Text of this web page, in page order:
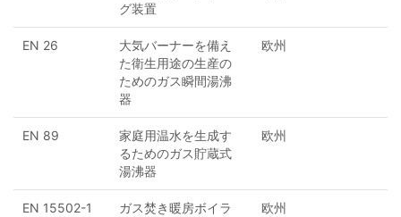
グ装置
EN 26
大気バーナーを備え
た衛生用途の生産の
ためのガス瞬間湯沸
器
欧州
EN 89
家庭用温水を生成す
るためのガス貯蔵式
湯沸器
欧州
EN 15502-1
ガス焚き暖房ボイラ
欧州